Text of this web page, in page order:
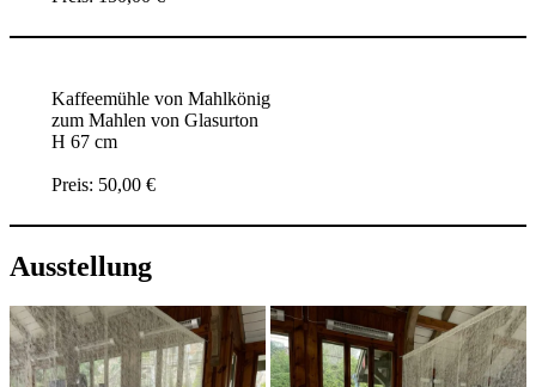
Kaffeemühle von Mahlkönig
zum Mahlen von Glasurton
H 67 cm
Preis: 50,00 €
Ausstellung